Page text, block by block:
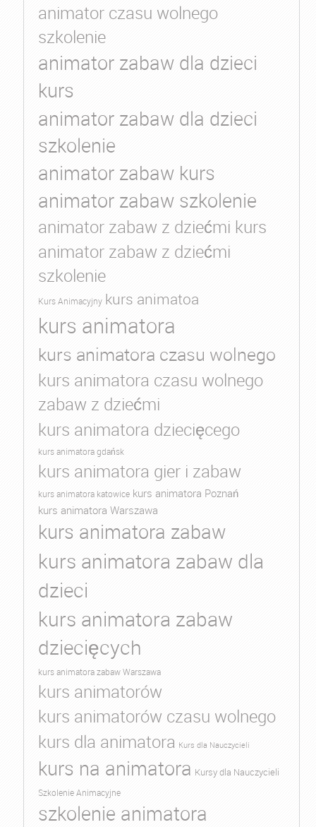
animator czasu wolnego
szkolenie
animator zabaw dla dzieci
kurs
animator zabaw dla dzieci
szkolenie
animator zabaw kurs
animator zabaw szkolenie
animator zabaw z dziećmi kurs
animator zabaw z dziećmi
szkolenie
Kurs Animacyjny kurs animatoa
kurs animatora
kurs animatora czasu wolnego
kurs animatora czasu wolnego
zabaw z dziećmi
kurs animatora dziecięcego
kurs animatora gdańsk
kurs animatora gier i zabaw
kurs animatora katowice kurs animatora Poznań
kurs animatora Warszawa
kurs animatora zabaw
kurs animatora zabaw dla
dzieci
kurs animatora zabaw
dziecięcych
kurs animatora zabaw Warszawa
kurs animatorów
kurs animatorów czasu wolnego
kurs dla animatora Kurs dla Nauczycieli
kurs na animatora Kursy dla Nauczycieli
Szkolenie Animacyjne
szkolenie animatora